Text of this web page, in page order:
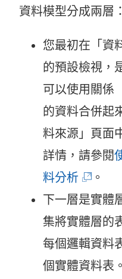
資料模型分成兩層：
您最初在「資
的預設檢視，
可以使用關係
的資料合併起
料來源」頁面
詳情，請參閱
料分析(
連
結
在
新
。
下一層是實體
集將實體層的
每個邏輯資料
個實體資料表